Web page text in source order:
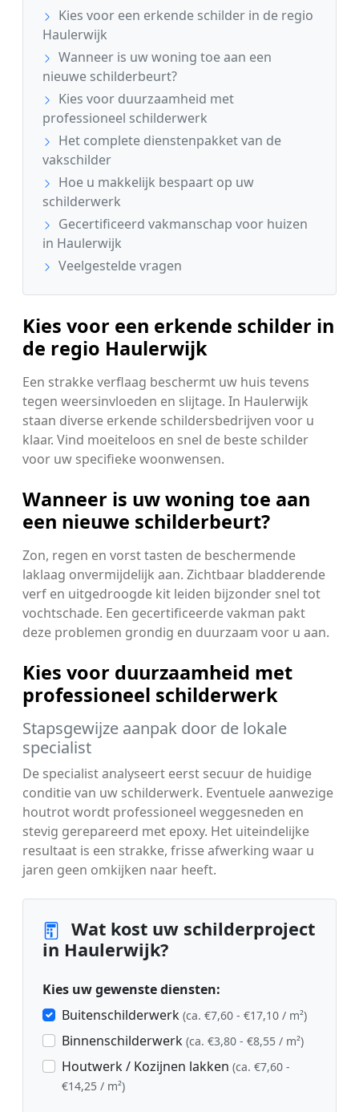
Kies voor een erkende schilder in de regio
Haulerwijk
Wanneer is uw woning toe aan een
nieuwe schilderbeurt?
Kies voor duurzaamheid met
professioneel schilderwerk
Het complete dienstenpakket van de
vakschilder
Hoe u makkelijk bespaart op uw
schilderwerk
Gecertificeerd vakmanschap voor huizen
in Haulerwijk
Veelgestelde vragen
Kies voor een erkende schilder in
de regio Haulerwijk
Een strakke verflaag beschermt uw huis tevens
tegen weersinvloeden en slijtage. In Haulerwijk
staan diverse erkende schildersbedrijven voor u
klaar. Vind moeiteloos en snel de beste schilder
voor uw specifieke woonwensen.
Wanneer is uw woning toe aan
een nieuwe schilderbeurt?
Zon, regen en vorst tasten de beschermende
laklaag onvermijdelijk aan. Zichtbaar bladderende
verf en uitgedroogde kit leiden bijzonder snel tot
vochtschade. Een gecertificeerde vakman pakt
deze problemen grondig en duurzaam voor u aan.
Kies voor duurzaamheid met
professioneel schilderwerk
Stapsgewijze aanpak door de lokale
specialist
De specialist analyseert eerst secuur de huidige
conditie van uw schilderwerk. Eventuele aanwezige
houtrot wordt professioneel weggesneden en
stevig gerepareerd met epoxy. Het uiteindelijke
resultaat is een strakke, frisse afwerking waar u
jaren geen omkijken naar heeft.
Wat kost uw schilderproject
in Haulerwijk?
Kies uw gewenste diensten:
Buitenschilderwerk (ca. €7,60 - €17,10 / m²)
Binnenschilderwerk (ca. €3,80 - €8,55 / m²)
Houtwerk / Kozijnen lakken (ca. €7,60 -
€14,25 / m²)